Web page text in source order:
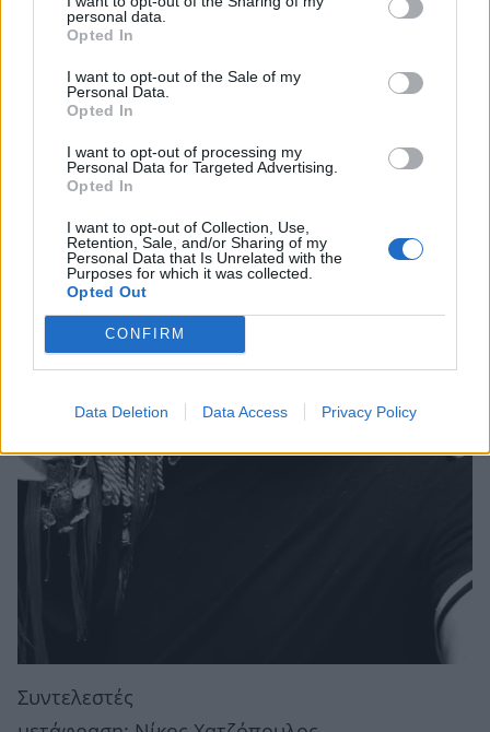
personal data.
Opted In
I want to opt-out of the Sale of my
Personal Data.
Opted In
I want to opt-out of processing my
Personal Data for Targeted Advertising.
Opted In
I want to opt-out of Collection, Use,
Retention, Sale, and/or Sharing of my
Personal Data that Is Unrelated with the
Purposes for which it was collected.
Opted Out
CONFIRM
Data Deletion Data Access Privacy Policy
Συντελεστές